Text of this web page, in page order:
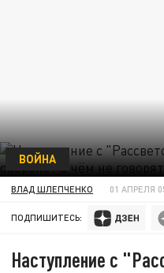
ВОЙНА
ВЛАД ШЛЕПЧЕНКО 01 АПРЕЛЯ
ПОДПИШИТЕСЬ:
Наступление с